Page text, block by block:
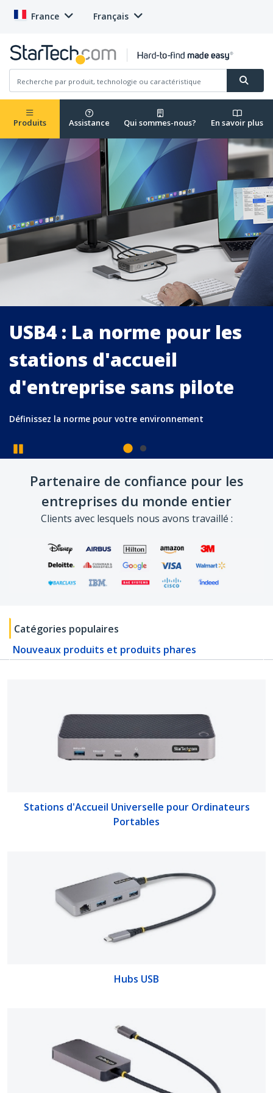
France Français
Produits Assistance Qui sommes-nous? En savoir plus
USB4 : La norme pour
stations d'accueil
d'entreprise sans
Définissez la norme pour votre environnement
Partenaire de confiance pour les
entreprises du monde entier
Clients avec lesquels nous avons travaillé :
Catégories populaires
Nouveaux produits et produits phares
Stations d'Accueil Universelle pour Ordinateurs
Portables
Hubs USB